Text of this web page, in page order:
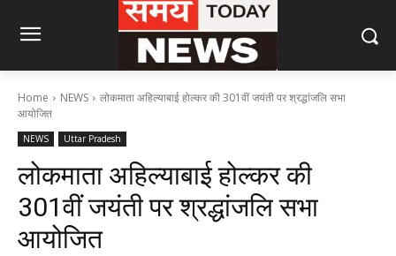
Home NEWS
लोकमाता अहिल्याबाई होल्कर की 301वीं जयंती पर श्रद्धांजलि सभा
आयोजित
NEWS Uttar Pradesh
लोकमाता अहिल्याबाई होल्कर की
301वीं जयंती पर श्रद्धांजलि सभा
आयोजित